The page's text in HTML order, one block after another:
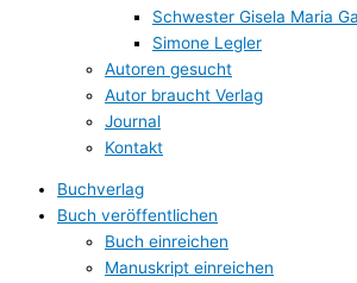
Schwester Gisela Maria
Simone Legler
Autoren gesucht
Autor braucht Verlag
Journal
Kontakt
Buchverlag
Buch veröffentlichen
Buch einreichen
Manuskript einreichen